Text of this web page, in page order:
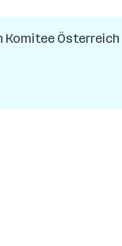
Komitee Österreich